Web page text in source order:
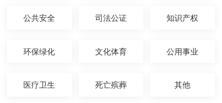
公共安全 司法公证 知识产权
环保绿化 文化体育 公用事业
医疗卫生 死亡殡葬 其他